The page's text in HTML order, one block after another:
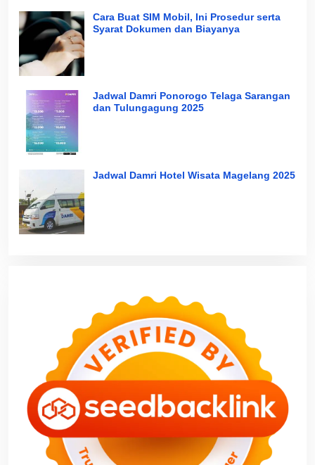
Cara Buat SIM Mobil, Ini Prosedur serta
Syarat Dokumen dan Biayanya
Jadwal Damri Ponorogo Telaga Sarangan
dan Tulungagung 2025
Jadwal Damri Hotel Wisata Magelang 2025